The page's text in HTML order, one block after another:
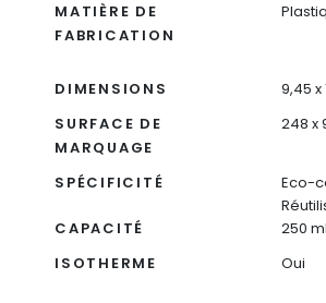
MATIÈRE DE
FABRICATION
DIMENSIONS
9,45 x
SURFACE DE
MARQUAGE
248 x
SPÉCIFICITÉ
Eco-
CAPACITÉ
250 ml
ISOTHERME
Oui